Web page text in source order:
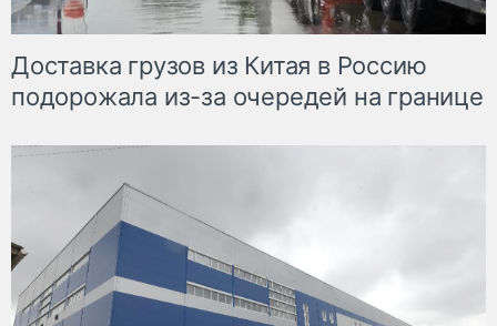
Доставка грузов из Китая в Россию
подорожала из-за очередей на границе